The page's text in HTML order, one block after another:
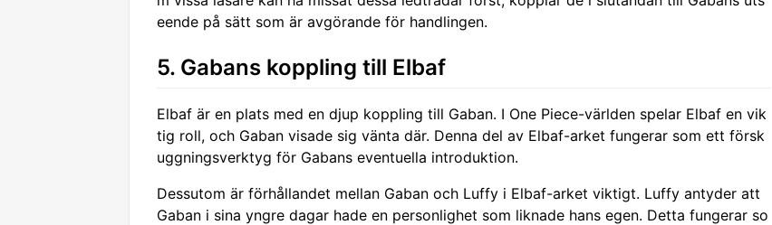
eende på sätt som är avgörande för handlingen.
5. Gabans koppling till Elbaf
Elbaf är en plats med en djup koppling till Gaban. I One Piece-världen spelar Elbaf en vik
tig roll, och Gaban visade sig vänta där. Denna del av Elbaf-arket fungerar som ett försk
uggningsverktyg för Gabans eventuella introduktion.
Dessutom är förhållandet mellan Gaban och Luffy i Elbaf-arket viktigt. Luffy antyder att
Gaban i sina yngre dagar hade en personlighet som liknade hans egen. Detta fungerar so